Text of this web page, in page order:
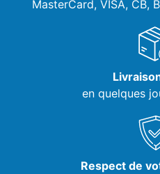
MasterCard, VISA, CB,
en quelques
Respect de